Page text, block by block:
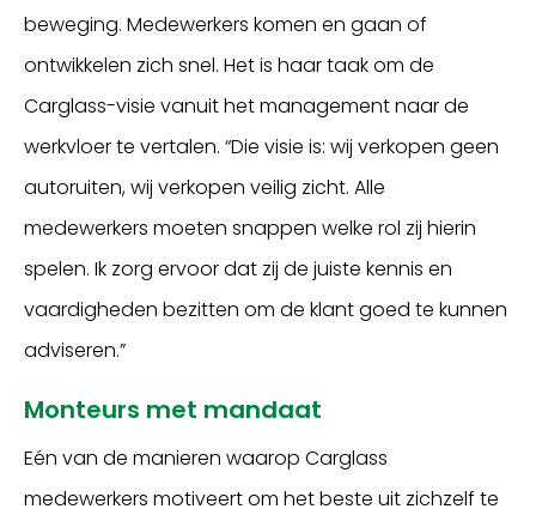
beweging. Medewerkers komen en gaan of
ontwikkelen zich snel. Het is haar taak om de
Carglass-visie vanuit het management naar de
werkvloer te vertalen. “Die visie is: wij verkopen geen
autoruiten, wij verkopen veilig zicht. Alle
medewerkers moeten snappen welke rol zij hierin
spelen. Ik zorg ervoor dat zij de juiste kennis en
vaardigheden bezitten om de klant goed te kunnen
adviseren.”
Monteurs met mandaat
Eén van de manieren waarop Carglass
medewerkers motiveert om het beste uit zichzelf te